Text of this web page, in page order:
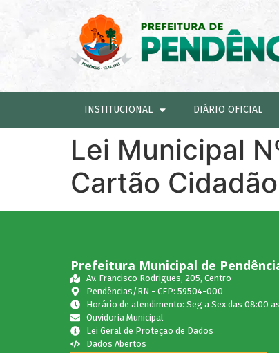
INSTITUCIONAL DIÁRIO OFICIAL
Lei Municipal
Cartão Cidadão
Prefeitura Municipal de
Av. Francisco Rodrigues, 205, Centro
Pendências/RN - CEP: 59504-000
Horário de atendimento: Seg a Sex das 08:00
Ouvidoria Municipal
Lei Geral de Proteção de Dados
Dados Abertos